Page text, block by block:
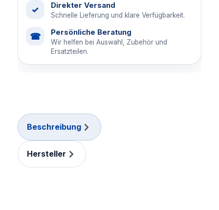
✓ Direkter Versand
Schnelle Lieferung und klare Verfügbarkeit.
☎ Persönliche Beratung
Wir helfen bei Auswahl, Zubehör und
Ersatzteilen.
Beschreibung
Hersteller